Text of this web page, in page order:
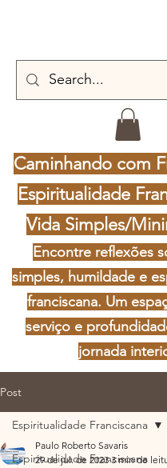
Caminhando com
Espiritualidade
Vida Simples/
Encontre reflexões
simples, humildade e
franciscana. Um
serviço e
jornada
Post
Espiritualidade Franciscana
Espiritualidade Franciscana
Paulo Roberto Savaris
29 de jul. de 2023 3 min de